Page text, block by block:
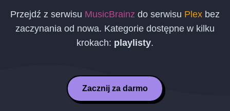
Przejdź z serwisu MusicBrainz do serwisu Plex bez
zaczynania od nowa. Kategorie dostępne w kilku
krokach: playlisty.
Zacznij za darmo